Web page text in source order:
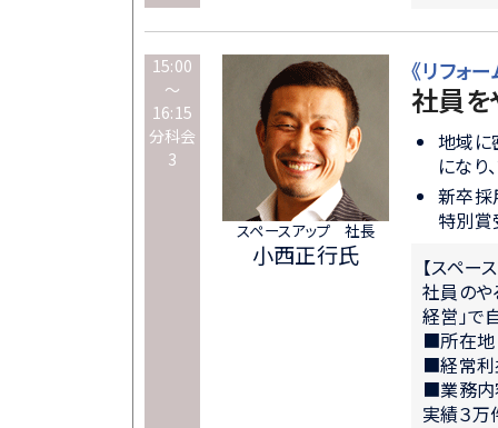
15:00
～
16:15
分科会
3
スペースアップ 社長
小西正行氏
《リフォ
社員
地域に
になり
新卒採
特別賞
【スペー
社員のや
経営」
■所在
■経常
■業務内
実績３万